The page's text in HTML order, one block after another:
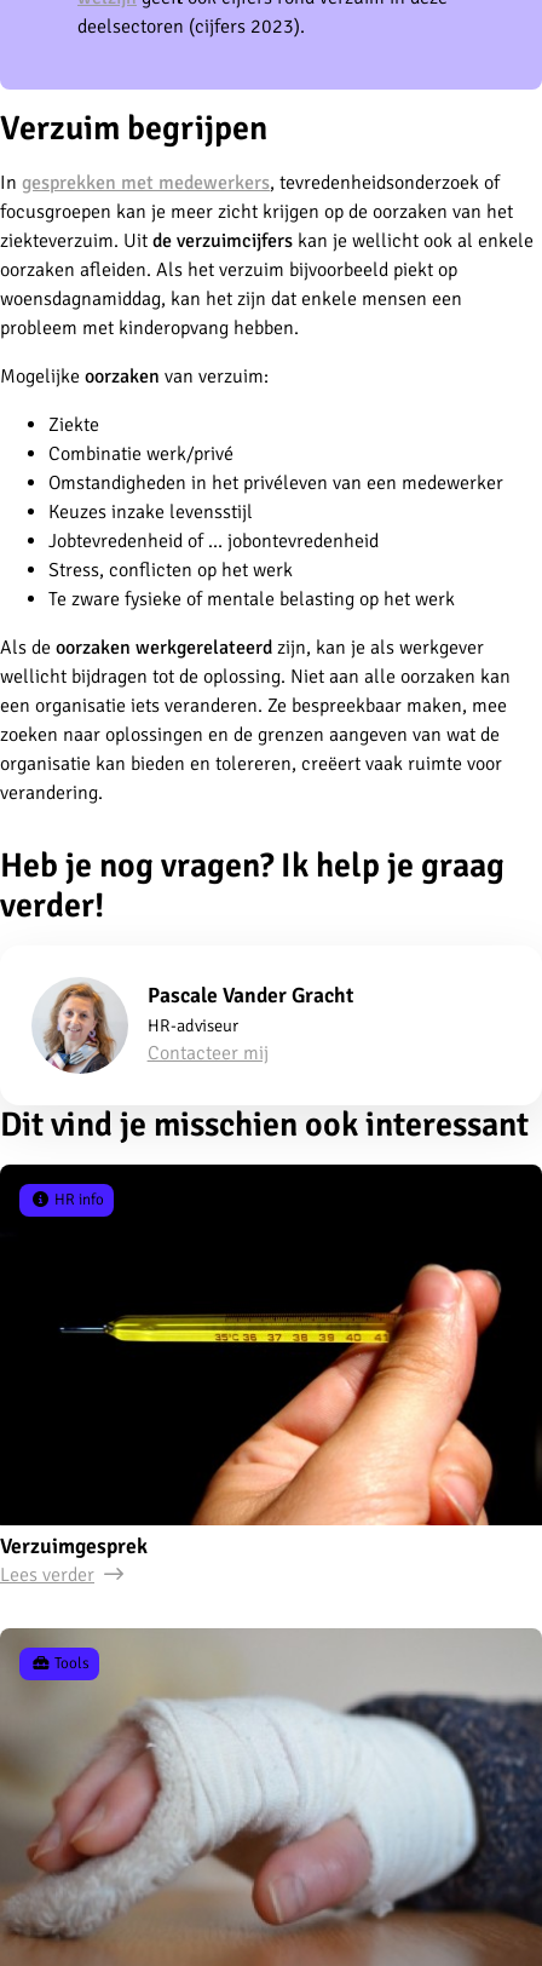
deelsectoren (cijfers 2023).
Verzuim begrijpen
In gesprekken met medewerkers, tevredenheidsonderzoek of
focusgroepen kan je meer zicht krijgen op de oorzaken van het
ziekteverzuim. Uit de verzuimcijfers kan je wellicht ook al enkele
oorzaken afleiden. Als het verzuim bijvoorbeeld piekt op
woensdagnamiddag, kan het zijn dat enkele mensen een
probleem met kinderopvang hebben.
Mogelijke oorzaken van verzuim:
Ziekte
Combinatie werk/privé
Omstandigheden in het privéleven van een medewerker
Keuzes inzake levensstijl
Jobtevredenheid of … jobontevredenheid
Stress, conflicten op het werk
Te zware fysieke of mentale belasting op het werk
Als de oorzaken werkgerelateerd zijn, kan je als werkgever
wellicht bijdragen tot de oplossing. Niet aan alle oorzaken kan
een organisatie iets veranderen. Ze bespreekbaar maken, mee
zoeken naar oplossingen en de grenzen aangeven van wat de
organisatie kan bieden en tolereren, creëert vaak ruimte voor
verandering.
Heb je nog vragen? Ik help je graag
verder!
Pascale Vander Gracht
HR-adviseur
Contacteer mij
Dit vind je misschien ook interessant
Verzuimgesprek
HR info
Lees verder
Tools